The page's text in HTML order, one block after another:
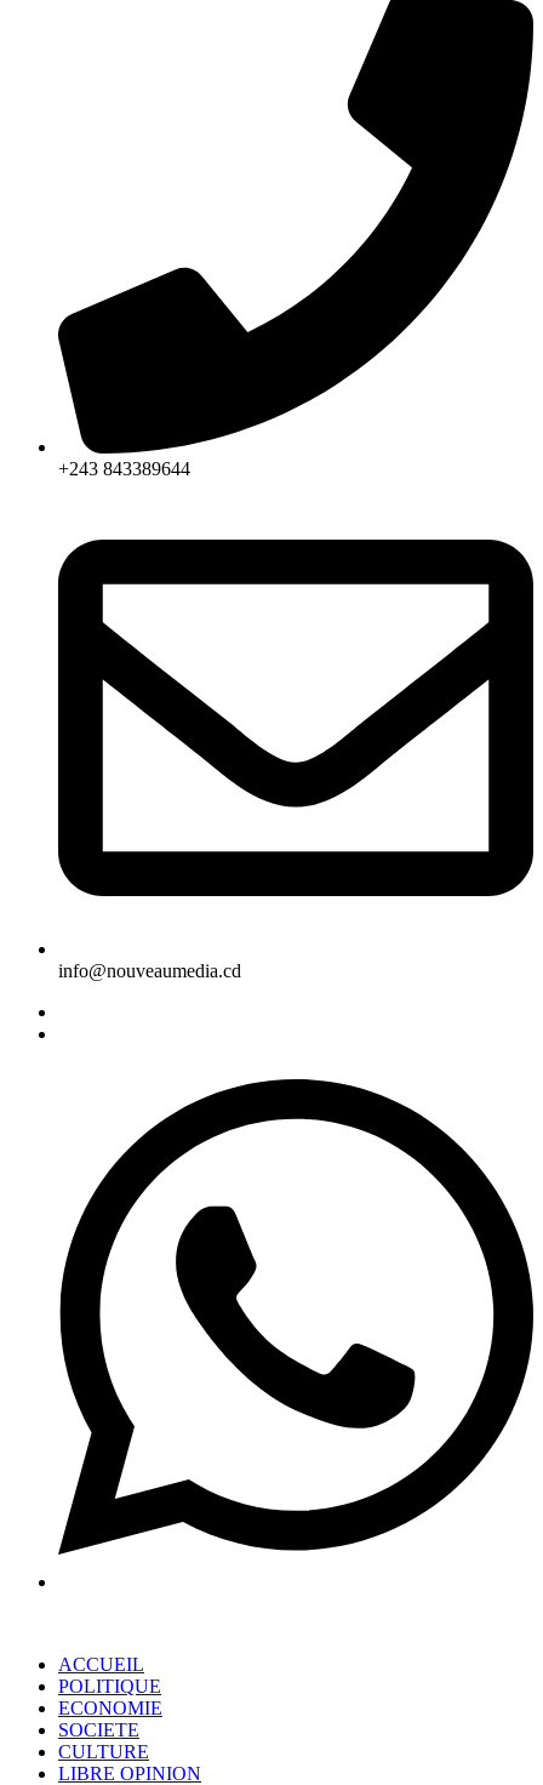
+243 843389644
info@nouveaumedia.cd
ACCUEIL
POLITIQUE
ECONOMIE
SOCIETE
CULTURE
LIBRE OPINION